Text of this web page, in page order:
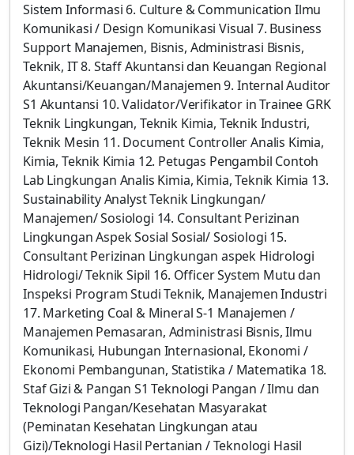
Sistem Informasi 6. Culture & Communication Ilmu
Komunikasi / Design Komunikasi Visual 7. Business
Support Manajemen, Bisnis, Administrasi Bisnis,
Teknik, IT 8. Staff Akuntansi dan Keuangan Regional
Akuntansi/Keuangan/Manajemen 9. Internal Auditor
S1 Akuntansi 10. Validator/Verifikator in Trainee GRK
Teknik Lingkungan, Teknik Kimia, Teknik Industri,
Teknik Mesin 11. Document Controller Analis Kimia,
Kimia, Teknik Kimia 12. Petugas Pengambil Contoh
Lab Lingkungan Analis Kimia, Kimia, Teknik Kimia 13.
Sustainability Analyst Teknik Lingkungan/
Manajemen/ Sosiologi 14. Consultant Perizinan
Lingkungan Aspek Sosial Sosial/ Sosiologi 15.
Consultant Perizinan Lingkungan aspek Hidrologi
Hidrologi/ Teknik Sipil 16. Officer System Mutu dan
Inspeksi Program Studi Teknik, Manajemen Industri
17. Marketing Coal & Mineral S-1 Manajemen /
Manajemen Pemasaran, Administrasi Bisnis, Ilmu
Komunikasi, Hubungan Internasional, Ekonomi /
Ekonomi Pembangunan, Statistika / Matematika 18.
Staf Gizi & Pangan S1 Teknologi Pangan / Ilmu dan
Teknologi Pangan/Kesehatan Masyarakat
(Peminatan Kesehatan Lingkungan atau
Gizi)/Teknologi Hasil Pertanian / Teknologi Hasil